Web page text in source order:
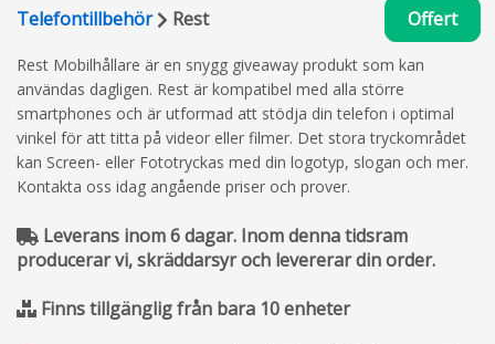
Telefontillbehör Rest Offert
Rest Mobilhållare är en snygg giveaway produkt som kan
användas dagligen. Rest är kompatibel med alla större
smartphones och är utformad att stödja din telefon i optimal
vinkel för att titta på videor eller filmer. Det stora tryckområdet
kan Screen- eller Fototryckas med din logotyp, slogan och mer.
Kontakta oss idag angående priser och prover.
Leverans inom 6 dagar. Inom denna tidsram
producerar vi, skräddarsyr och levererar din order.
Finns tillgänglig från bara 10 enheter